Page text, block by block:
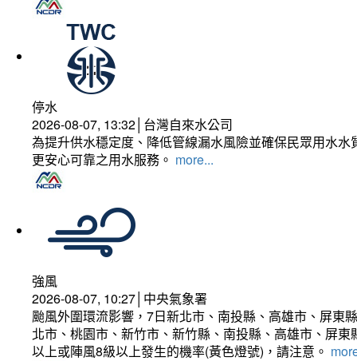
停水
2026-08-07, 13:32│台灣自來水公司
為提升供水穩定度、降低管線漏水風險並確保民眾用水
更安心可靠之用水服務。 more...
強風
2026-08-07, 10:27│中央氣象署
颱風外圍環流影響，7日新北市、南投縣、高雄市、屏東
北市、桃園市、新竹市、新竹縣、南投縣、高雄市、屏
以上或陣風8級以上發生的機率(黃色燈號)，請注意。